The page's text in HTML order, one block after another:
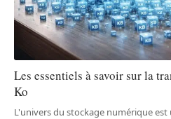
Les essentiels à savoir sur la
Ko
L'univers du stockage numérique